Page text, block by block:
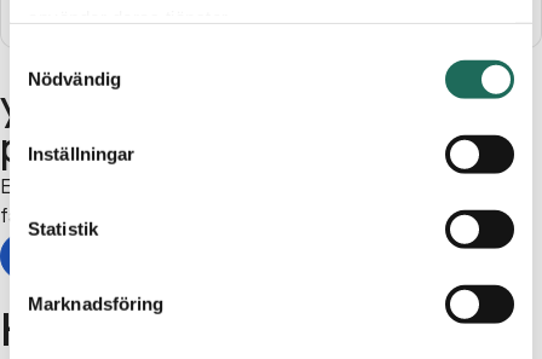
Nödvändig
Inställningar
Statistik
Marknadsföring
yogiboost tar emot
presentkort!
Ett presentkort från C4 Shopping är lätt att ge och roligt att
få!
Hitta till yogiboost